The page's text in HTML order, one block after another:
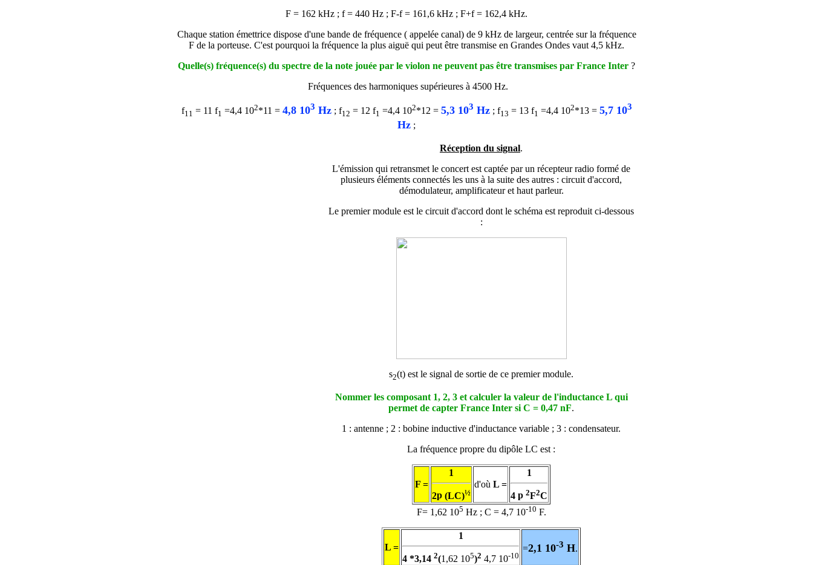
F = 162 kHz ; f = 440 Hz ; F-f = 161,6 kHz ; F+f = 162,4 kHz.
Chaque station émettrice dispose d'une bande de fréquence ( appelée canal) de 9 kHz de largeur, centrée sur la fréquence
F de la porteuse. C'est pourquoi la fréquence la plus aiguë qui peut être transmise en Grandes Ondes vaut 4,5 kHz.
Quelle(s) fréquence(s) du spectre de la note jouée par le violon ne peuvent pas être transmises par France Inter ?
Fréquences des harmoniques supérieures à 4500 Hz.
f11 = 11 f1 =4,4 102*11 = 4,8 103 Hz; f12 = 12 f1 =4,4 102*12 = 5,3 103 Hz; f13 = 13 f1 =4,4 102*13 = 5,7 103
Hz ;
Réception du signal.
L'émission qui retransmet le concert est captée par un récepteur radio formé de
plusieurs éléments connectés les uns à la suite des autres : circuit d'accord,
démodulateur, amplificateur et haut parleur.
Le premier module est le circuit d'accord dont le schéma est reproduit ci-dessous
:
s2(t) est le signal de sortie de ce premier module.
Nommer les composant 1, 2, 3 et calculer la valeur de l'inductance L qui
permet de capter France Inter si C = 0,47 nF.
1 : antenne ; 2 : bobine inductive d'inductance variable ; 3 : condensateur.
La fréquence propre du dipôle LC est :
F =
1
2p (LC)½
d'où L =
1
4 p 2F2C
F= 1,62 105 Hz ; C = 4,7 10-10 F.
L =
1
4 *3,14 2(1,62 105)2 4,7 10-10
=2,1 10-3 H.